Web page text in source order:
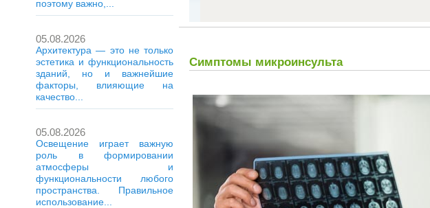
поэтому важно,...
05.08.2026
Архитектура — это не только
эстетика и функциональность
зданий, но и важнейшие
факторы, влияющие на
качество...
05.08.2026
Освещение играет важную
роль в формировании
атмосферы и
функциональности любого
пространства. Правильное
использование...
Cимптомы микроинсульта